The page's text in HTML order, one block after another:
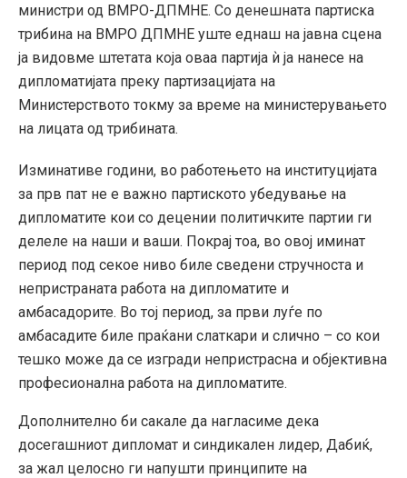
министри од ВМРО-ДПМНЕ. Со денешната партиска
трибина на ВМРО ДПМНЕ уште еднаш на јавна сцена
ја видовме штетата која оваа партија ѝ ја нанесе на
дипломатијата преку партизацијата на
Министерството токму за време на министерувањето
на лицата од трибината.
Изминативе години, во работењето на институцијата
за прв пат не е важно партиското убедување на
дипломатите кои со децении политичките партии ги
делеле на наши и ваши. Покрај тоа, во овој иминат
период под секое ниво биле сведени стручноста и
непристраната работа на дипломатите и
амбасадорите. Во тој период, за први луѓе по
амбасадите биле праќани слаткари и слично – со кои
тешко може да се изгради непристрасна и објективна
професионална работа на дипломатите.
Дополнително би сакале да нагласиме дека
досегашниот дипломат и синдикален лидер, Дабиќ,
за жал целосно ги напушти принципите на